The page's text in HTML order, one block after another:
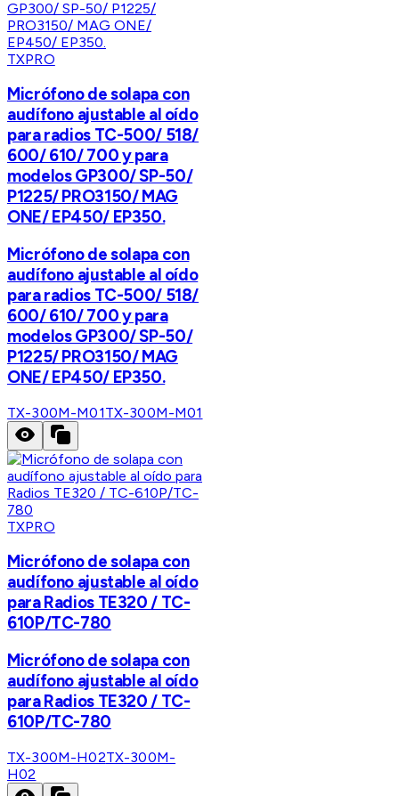
TXPRO
Micrófono de solapa con
audífono ajustable al oído
para radios TC-500/ 518/
600/ 610/ 700 y para
modelos GP300/ SP-50/
P1225/ PRO3150/ MAG
ONE/ EP450/ EP350.
Micrófono de solapa con
audífono ajustable al oído
para radios TC-500/ 518/
600/ 610/ 700 y para
modelos GP300/ SP-50/
P1225/ PRO3150/ MAG
ONE/ EP450/ EP350.
TX-300M-M01TX-300M-M01
TXPRO
Micrófono de solapa con
audífono ajustable al oído
para Radios TE320 / TC-
610P/TC-780
Micrófono de solapa con
audífono ajustable al oído
para Radios TE320 / TC-
610P/TC-780
TX-300M-H02TX-300M-
H02